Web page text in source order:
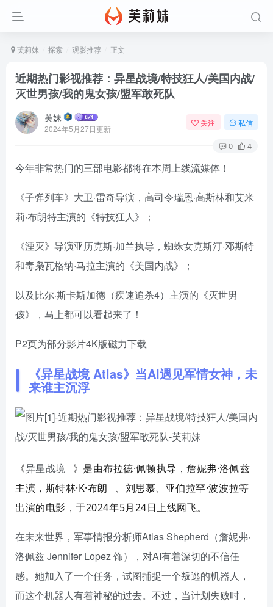
芙莉妹 探索 观影推荐 正文
近期热门影视推荐：异星战境/特技狂人/美国内战/
灭世男孩/我的鬼女孩/盟军敢死队
芙妹
2024年5月27日更新
关注 私信
0 4
今年非常热门的三部电影都将在本周上线流媒体！
《子弹列车》大卫·雷奇导演，高司令瑞恩·高斯林和艾米
莉·布朗特主演的《特技狂人》；
《湮灭》导演亚历克斯·加兰执导，蜘蛛女克斯汀·邓斯特
和毒枭瓦格纳·马拉主演的《美国内战》；
以及比尔·斯卡斯加德（疾速追杀4）主演的《灭世男
孩》，马上都可以看起来了！
P2页为部分影片4K版磁力下载
《异星战境 Atlas》当AI遇见军情女神，未
来谁主沉浮
《异星战境
》是由布拉德·佩顿执导，詹妮弗·洛佩兹
主演， 斯特林·K·布朗
、刘思慕、亚伯拉罕·波波拉等
出演的电影，于2024年5月24日上线网飞。
在未来世界，军事情报分析师Atlas Shepherd（詹妮弗·
洛佩兹 Jennifer Lopez 饰），对AI有着深切的不信任
感。她加入了一个任务，试图捕捉一个叛逃的机器人，
而这个机器人有着神秘的过去。不过，当计划失败时，